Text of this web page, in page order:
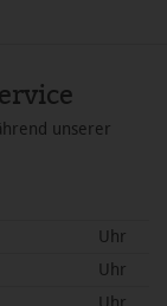
unserer
Uhr
Uhr